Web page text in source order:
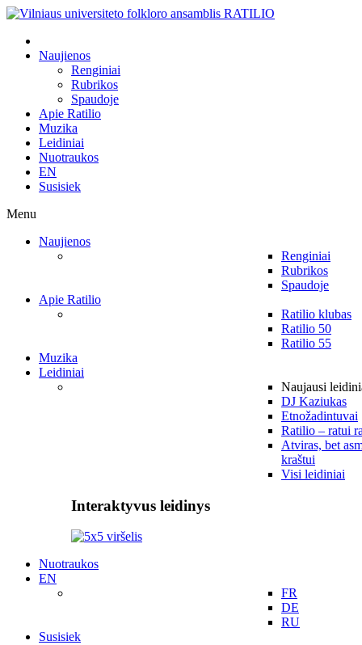
Naujienos
Renginiai
Rubrikos
Spaudoje
Apie Ratilio
Muzika
Leidiniai
Nuotraukos
EN
Susisiek
Menu
Naujienos
Renginiai
Rubrikos
Spaudoje
Apie Ratilio
Ratilio klubas
Ratilio 50
Ratilio 55
Muzika
Leidiniai
Naujausi
DJ Kaziukas
Etnožadintuvai
Ratilio – ratui
Atviras, bet
kraštui
Visi leidiniai
Interaktyvus leidinys
Nuotraukos
EN
FR
DE
RU
Susisiek